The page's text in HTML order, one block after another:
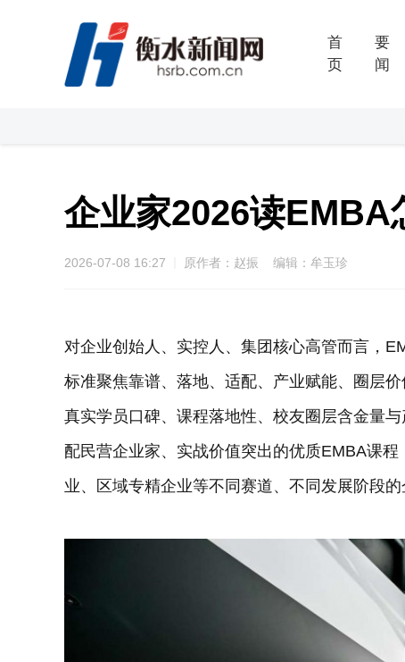
首
页
要
闻
企业家2026读EMBA
2026-07-08 16:27 原作者：赵振 编辑：牟玉珍
对企业创始人、实控人、集团核心高管而言，
标准聚焦靠谱、落地、适配、产业赋能、圈层
真实学员口碑、课程落地性、校友圈层含金量
配民营企业家、实战价值突出的优质EMBA课
业、区域专精企业等不同赛道、不同发展阶段的